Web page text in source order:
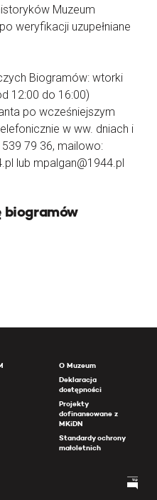
Muzeum
weryfikacji uzupełniane
Biogramów: wtorki
12:00 do 16:00)
po wcześniejszym
w ww. dniach i
79 36, mailowo:
lub mpalgan@1944.pl
biogramów
O Muzeum
Deklaracja
dostępności
Projekty
dofinansowane z
MKiDN
Standardy ochrony
małoletnich